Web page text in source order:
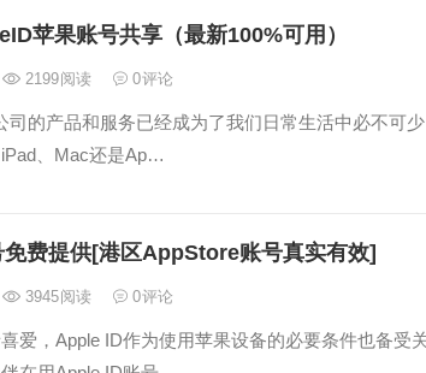
苹果账号共享（最新100%可用）
2199阅读 0评论
司的产品和服务已经成为了我们日常生活中必不可少
、Mac还是Ap…
费提供[港区AppStore账号真实有效]
3945阅读 0评论
爱，Apple ID作为使用苹果设备的必要条件也备受